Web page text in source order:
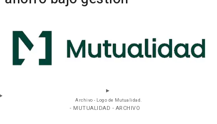
Archivo - Logo de Mutualidad.
- MUTUALIDAD - ARCHIVO